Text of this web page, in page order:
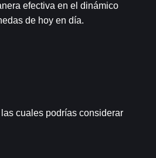
efectiva en el dinámico
de hoy en día.
cuales podrías considerar